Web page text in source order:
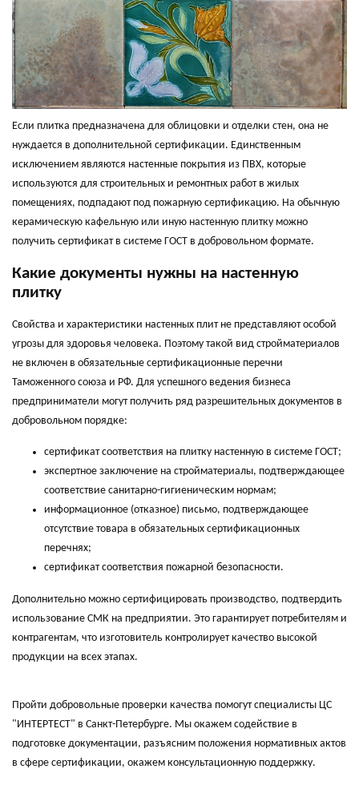
Если плитка предназначена для облицовки и отделки стен, она не
нуждается в дополнительной сертификации. Единственным
исключением являются настенные покрытия из ПВХ, которые
используются для строительных и ремонтных работ в жилых
помещениях, подпадают под пожарную сертификацию. На обычную
керамическую кафельную или иную настенную плитку можно
получить сертификат в системе ГОСТ в добровольном формате.
Какие документы нужны на настенную
плитку
Свойства и характеристики настенных плит не представляют особой
угрозы для здоровья человека. Поэтому такой вид стройматериалов
не включен в обязательные сертификационные перечни
Таможенного союза и РФ. Для успешного ведения бизнеса
предприниматели могут получить ряд разрешительных документов в
добровольном порядке:
сертификат соответствия на плитку настенную в системе ГОСТ;
экспертное заключение на стройматериалы, подтверждающее
соответствие санитарно-гигиеническим нормам;
информационное (отказное) письмо, подтверждающее
отсутствие товара в обязательных сертификационных
перечнях;
сертификат соответствия пожарной безопасности.
Дополнительно можно сертифицировать производство, подтвердить
использование СМК на предприятии. Это гарантирует потребителям и
контрагентам, что изготовитель контролирует качество высокой
продукции на всех этапах.
Пройти добровольные проверки качества помогут специалисты ЦС
"ИНТЕРТЕСТ" в Санкт-Петербурге. Мы окажем содействие в
подготовке документации, разъясним положения нормативных актов
в сфере сертификации, окажем консультационную поддержку.